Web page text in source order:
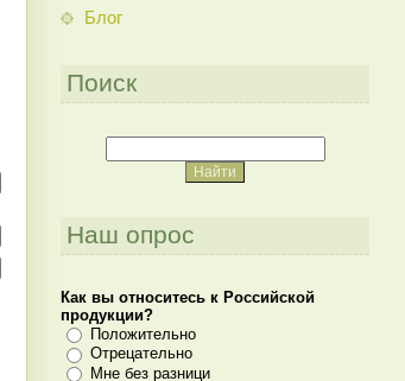
Блог
Поиск
Наш опрос
Как вы относитесь к Российской
продукции?
Положительно
Отрецательно
Мне без разници